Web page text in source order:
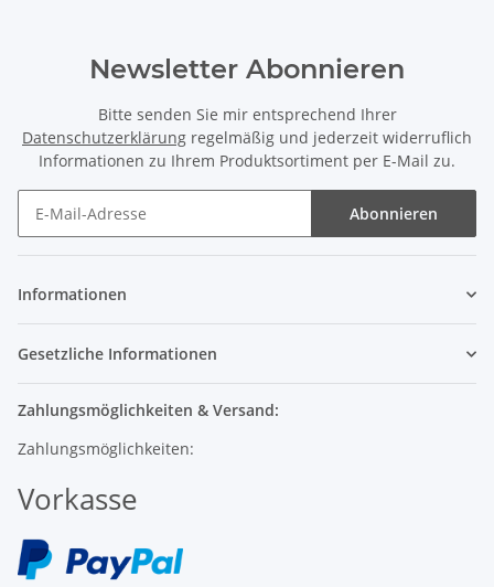
Newsletter Abonnieren
Bitte senden Sie mir entsprechend Ihrer
Datenschutzerklärung regelmäßig und jederzeit widerruflich
Informationen zu Ihrem Produktsortiment per E-Mail zu.
Abonnieren
Informationen
Gesetzliche Informationen
Zahlungsmöglichkeiten & Versand:
Zahlungsmöglichkeiten:
Vorkasse